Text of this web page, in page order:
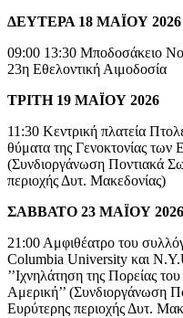
ΔΕΥΤΕΡΑ 18 ΜΑΪΟΥ 2026
09:00 13:30 Μποδοσάκειο
23η Εθελοντική Αιμοδοσία
ΤΡΙΤΗ 19 ΜΑΪΟΥ 2026
11:30 Κεντρική πλατεία
θύματα της Γενοκτονίας
(Συνδιοργάνωση Ποντιακά
περιοχής Δυτ. Μακεδονίας)
ΣΑΒΒΑΤΟ 23 ΜΑΪΟΥ 2026
21:00 Αμφιθέατρο του
Columbia University και
’’Ιχνηλάτηση της Πορείας
Αμερική’’ (Συνδιοργάνωση
Ευρύτερης περιοχής Δυτ.